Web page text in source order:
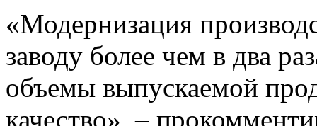
«Модернизация
заводу более чем в два
объемы выпускаемой
качество», –